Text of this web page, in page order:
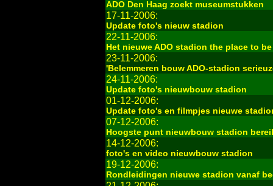
ADO Den Haag zoekt museumstukken
17-11-2006:
Update foto's nieuw stadion
22-11-2006:
Het nieuwe ADO stadion the place to be
23-11-2006:
'Belemmeren bouw ADO-stadion
24-11-2006:
Update foto's nieuwbouw stadion
01-12-2006:
Update foto's en filmpjes nieuwe
07-12-2006:
Hoogste punt nieuwbouw stadion
14-12-2006:
foto's en video nieuwbouw stadion
19-12-2006:
Rondleidingen nieuwe stadion vanaf